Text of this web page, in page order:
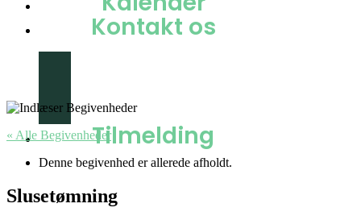
Kontakt os
Bestyrelsen
Tilmelding
« Alle Begivenheder
Denne begivenhed er allerede afholdt.
Slusetømning